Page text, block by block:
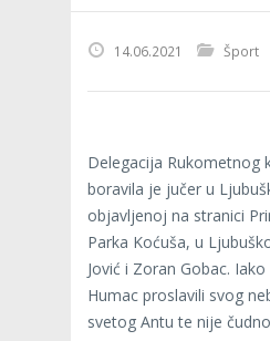
14.06.2021 Šport
Delegacija Rukometnog
boravila je jučer u
objavljenoj na stranici
Parka Koćuša, u
Jović i Zoran Gobac.
Humac proslavili svog
svetog Antu te nije